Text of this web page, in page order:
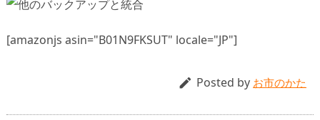
[amazonjs asin="B01N9FKSUT" locale="JP"]
 Posted by お市のかた